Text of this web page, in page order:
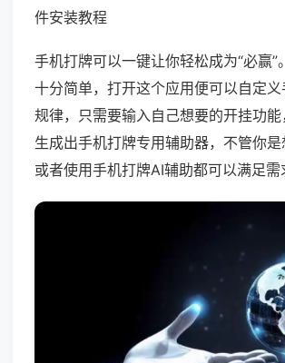
件安装教程
手机打牌可以一键让你轻松成为“必赢”
十分简单，打开这个应用便可以自定
规律，只需要输入自己想要的开挂功
生成出手机打牌专用辅助器，不管你
或者使用手机打牌AI辅助都可以满足需